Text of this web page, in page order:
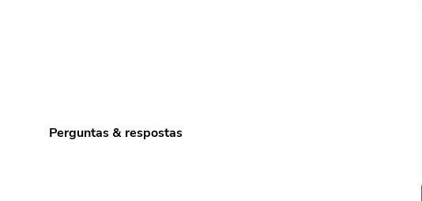
Perguntas & respostas